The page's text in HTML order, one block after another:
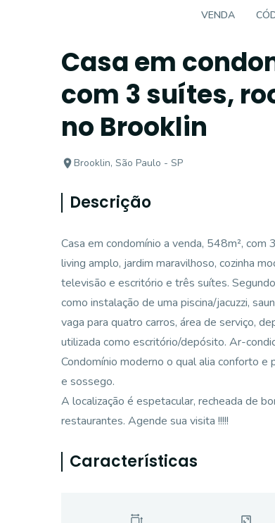
VENDA
Casa em
com 3 suítes,
no Brooklin
Brooklin, São Paulo - SP
Descrição
Casa em condomínio a venda, 548m²,
living amplo, jardim maravilhoso, cozinha
televisão e escritório e três suítes.
como instalação de uma piscina/jacuzzi,
vaga para quatro carros, área de serviço,
utilizada como escritório/depósito. Ar-
Condomínio moderno o qual alia conforto
e sossego.
A localização é espetacular, recheada de
restaurantes. Agende sua visita !!!!!
Características